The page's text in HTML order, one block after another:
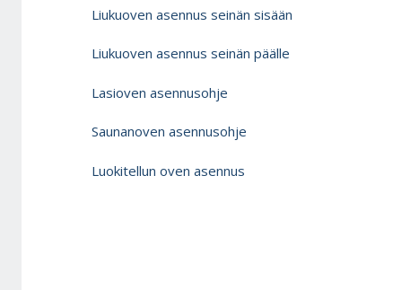
Liukuoven asennus seinän sisään
Liukuoven asennus seinän päälle
Lasioven asennusohje
Saunanoven asennusohje
Luokitellun oven asennus